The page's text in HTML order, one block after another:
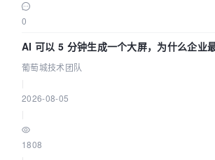
0
AI 可以 5 分钟生成一个大屏，为什么企业
葡萄城技术团队
2026-08-05
1808